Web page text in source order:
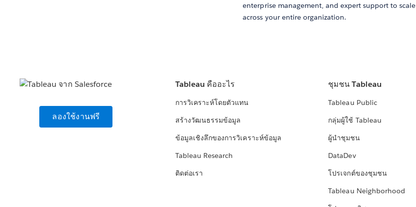
enterprise management, and expert support to scale
across your entire organization.
ลองใช้งานฟรี
Tableau คืออะไร
การวิเคราะห์โดยตัวแทน
สร้างวัฒนธรรมข้อมูล
ข้อมูลเชิงลึกของการวิเคราะห์ข้อมูล
Tableau Research
ติดต่อเรา
ชุมชน Tableau
Tableau Public
กลุ่มผู้ใช้ Tableau
ผู้นำชุมชน
DataDev
โปรเจกต์ของชุมชน
Tableau Neighborhood